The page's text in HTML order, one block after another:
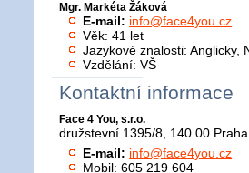
Mgr. Markéta Žáková
E-mail: info@face4you.cz
Věk: 41 let
Jazykové znalosti: Anglicky,
Vzdělání: VŠ
Kontaktní informace
Face 4 You, s.r.o.
družstevní 1395/8, 140 00
E-mail: info@face4you.cz
Mobil: 605 219 604